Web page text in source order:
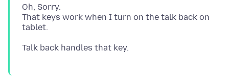
Oh, Sorry.
That keys work when I turn on the talk back on